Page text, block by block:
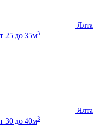
Ялта
25 до 35м3
Ялта
30 до 40м3